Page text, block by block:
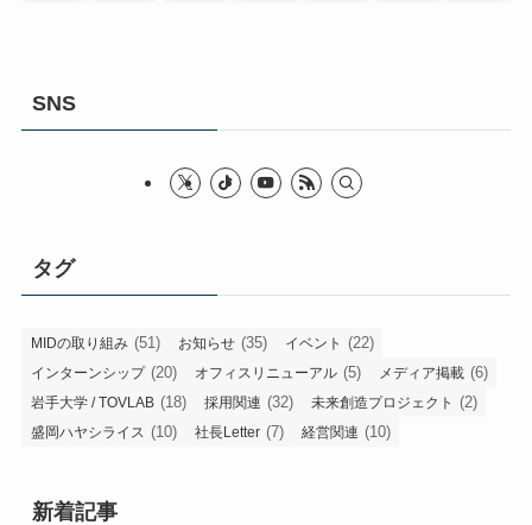
SNS
タグ
MIDの取り組み (51) お知らせ (35) イベント (22)
インターンシップ(20) オフィスリニューアル (5) メディア掲載 (6)
岩手大学 / TOVLAB (18) 採用関連 (32) 未来創造プロジェクト (2)
盛岡ハヤシライス (10) 社長Letter (7) 経営関連 (10)
新着記事